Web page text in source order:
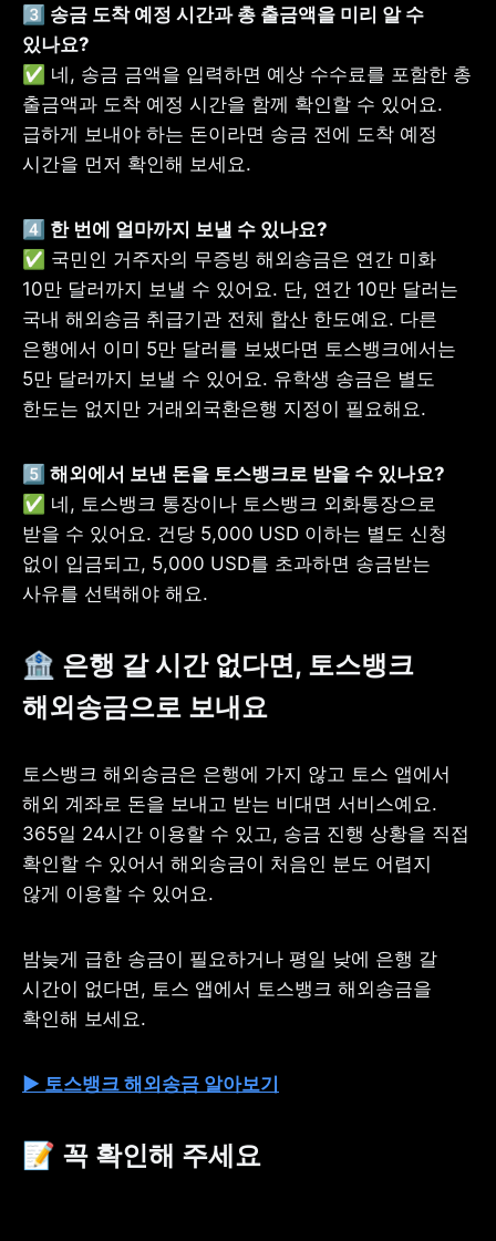
3️⃣ 송금 도착 예정 시간과 총 출금액을 미리 알 수
✅ 네, 송금 금액을 입력하면 예상 수수료를 포함한 총
출금액과 도착 예정 시간을 함께 확인할 수 있어요.
급하게 보내야 하는 돈이라면 송금 전에 도착 예정
시간을 먼저 확인해 보세요.
✅ 국민인 거주자의 무증빙 해외송금은 연간 미화
10만 달러까지 보낼 수 있어요. 단, 연간 10만 달러는
국내 해외송금 취급기관 전체 합산 한도예요. 다른
은행에서 이미 5만 달러를 보냈다면 토스뱅크에서는
5만 달러까지 보낼 수 있어요. 유학생 송금은 별도
한도는 없지만 거래외국환은행 지정이 필요해요.
✅ 네, 토스뱅크 통장이나 토스뱅크 외화통장으로
받을 수 있어요. 건당 5,000 USD 이하는 별도 신청
없이 입금되고, 5,000 USD를 초과하면 송금받는
사유를 선택해야 해요.
🏦 은행 갈 시간 없다면, 토스뱅크
해외송금으로 보내요
토스뱅크 해외송금은 은행에 가지 않고 토스 앱에서
해외 계좌로 돈을 보내고 받는 비대면 서비스예요.
365일 24시간 이용할 수 있고, 송금 진행 상황을 직접
확인할 수 있어서 해외송금이 처음인 분도 어렵지
않게 이용할 수 있어요.
밤늦게 급한 송금이 필요하거나 평일 낮에 은행 갈
시간이 없다면, 토스 앱에서 토스뱅크 해외송금을
확인해 보세요.
▶ 토스뱅크 해외송금 알아보기
📝 꼭 확인해 주세요